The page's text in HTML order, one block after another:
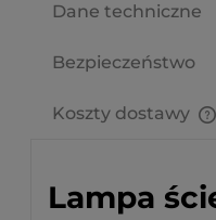
Dane techniczne
Bezpieczeństwo
Koszty dostawy
Lampa